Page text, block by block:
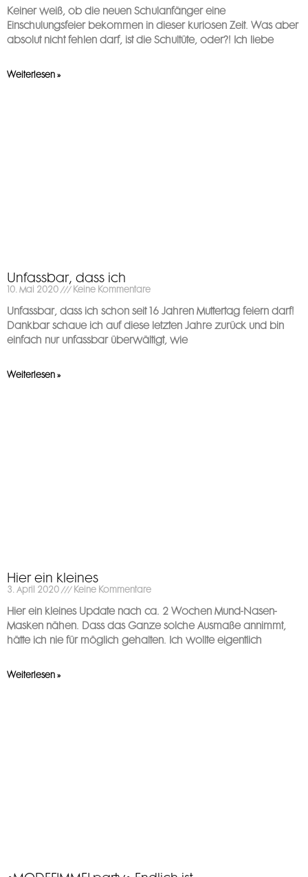
Keiner weiß, ob die neuen Schulanfänger eine
Einschulungsfeier bekommen in dieser kuriosen Zeit. Was aber
absolut nicht fehlen darf, ist die Schultüte, oder?! Ich liebe
Weiterlesen »
Unfassbar, dass ich
10. Mai 2020 Keine Kommentare
Unfassbar, dass ich schon seit 16 Jahren Muttertag feiern darf!
Dankbar schaue ich auf diese letzten Jahre zurück und bin
einfach nur unfassbar überwältigt, wie
Weiterlesen »
Hier ein kleines
3. April 2020 Keine Kommentare
Hier ein kleines Update nach ca. 2 Wochen Mund-Nasen-
Masken nähen. Dass das Ganze solche Ausmaße annimmt,
hätte ich nie für möglich gehalten. Ich wollte eigentlich
Weiterlesen »